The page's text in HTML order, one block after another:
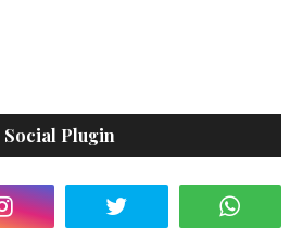
Social Plugin